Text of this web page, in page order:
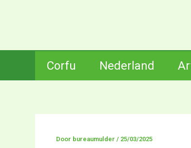
Corfu Nederland
Door bureaumulder / 25/03/2025